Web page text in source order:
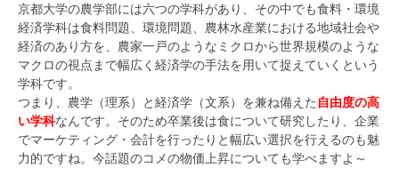
京都大学の農学部には六つの学科があり、その中でも食料・環境
経済学科は食料問題、環境問題、農林水産業における地域社会や
経済のあり方を、農家一戸のようなミクロから世界規模のような
マクロの視点まで幅広く経済学の手法を用いて捉えていくという
学科です。
つまり、農学（理系）と経済学（文系）を兼ね備えた 自由度の高
い学科なんです。そのため卒業後は食について研究したり、企業
でマーケティング・会計を行ったりと幅広い選択を行えるのも魅
力的ですね。今話題のコメの物価上昇についても学べますよ～